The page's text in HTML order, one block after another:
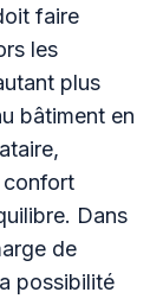
faire
les
plus
bâtiment en
confort
Dans
de
possibilité